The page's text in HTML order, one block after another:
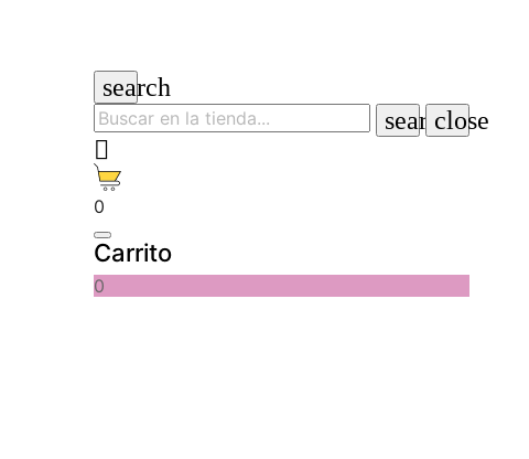
search
searchclose

0
Carrito
0